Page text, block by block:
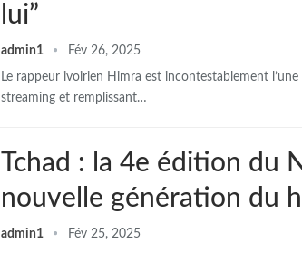
lui”
admin1 Fév 26, 2025
Le rappeur ivoirien Himra est incontestablement
streaming et remplissant…
Tchad : la 4e édition du
nouvelle génération du
admin1 Fév 25, 2025